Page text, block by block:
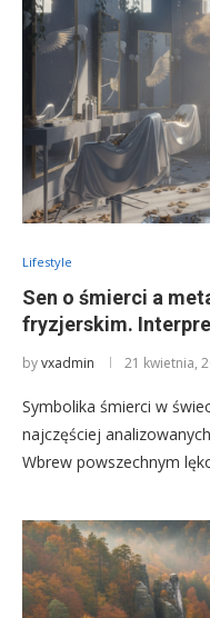
Lifestyle
Sen o śmierci a
fryzjerskim.
byvxadmin 21 kwietnia,
Symbolika śmierci w
najczęściej
Wbrew powszechnym